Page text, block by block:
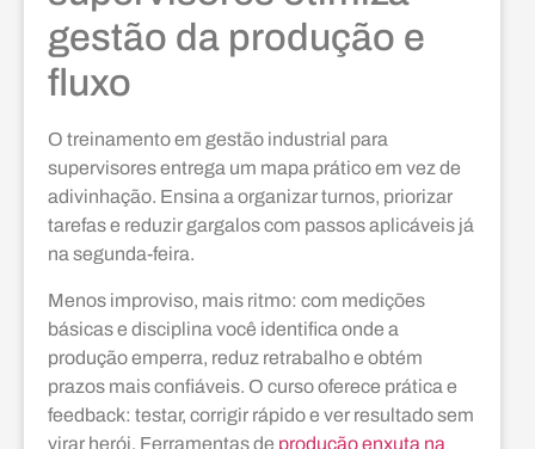
gestão da produção e
fluxo
O treinamento em gestão industrial para
supervisores entrega um mapa prático em vez de
adivinhação. Ensina a organizar turnos, priorizar
tarefas e reduzir gargalos com passos aplicáveis já
na segunda-feira.
Menos improviso, mais ritmo: com medições
básicas e disciplina você identifica onde a
produção emperra, reduz retrabalho e obtém
prazos mais confiáveis. O curso oferece prática e
feedback: testar, corrigir rápido e ver resultado sem
virar herói. Ferramentas de produção enxuta na